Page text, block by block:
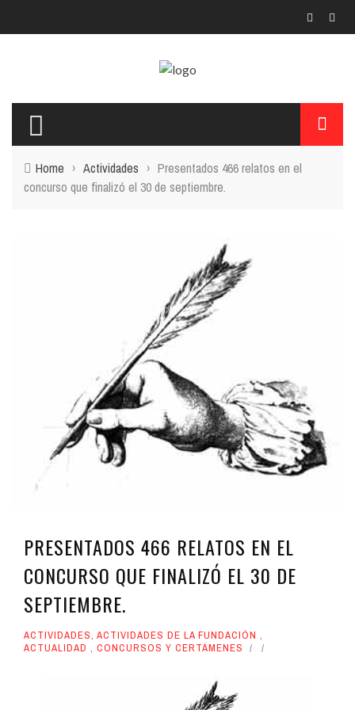
Home › Actividades › Presentados 466 relatos en el
concurso que finalizó el 30 de septiembre.
PRESENTADOS 466 RELATOS EN EL
CONCURSO QUE FINALIZÓ EL 30 DE
SEPTIEMBRE.
ACTIVIDADES, ACTIVIDADES DE LA FUNDACIÓN ,
ACTUALIDAD , CONCURSOS Y CERTÁMENES